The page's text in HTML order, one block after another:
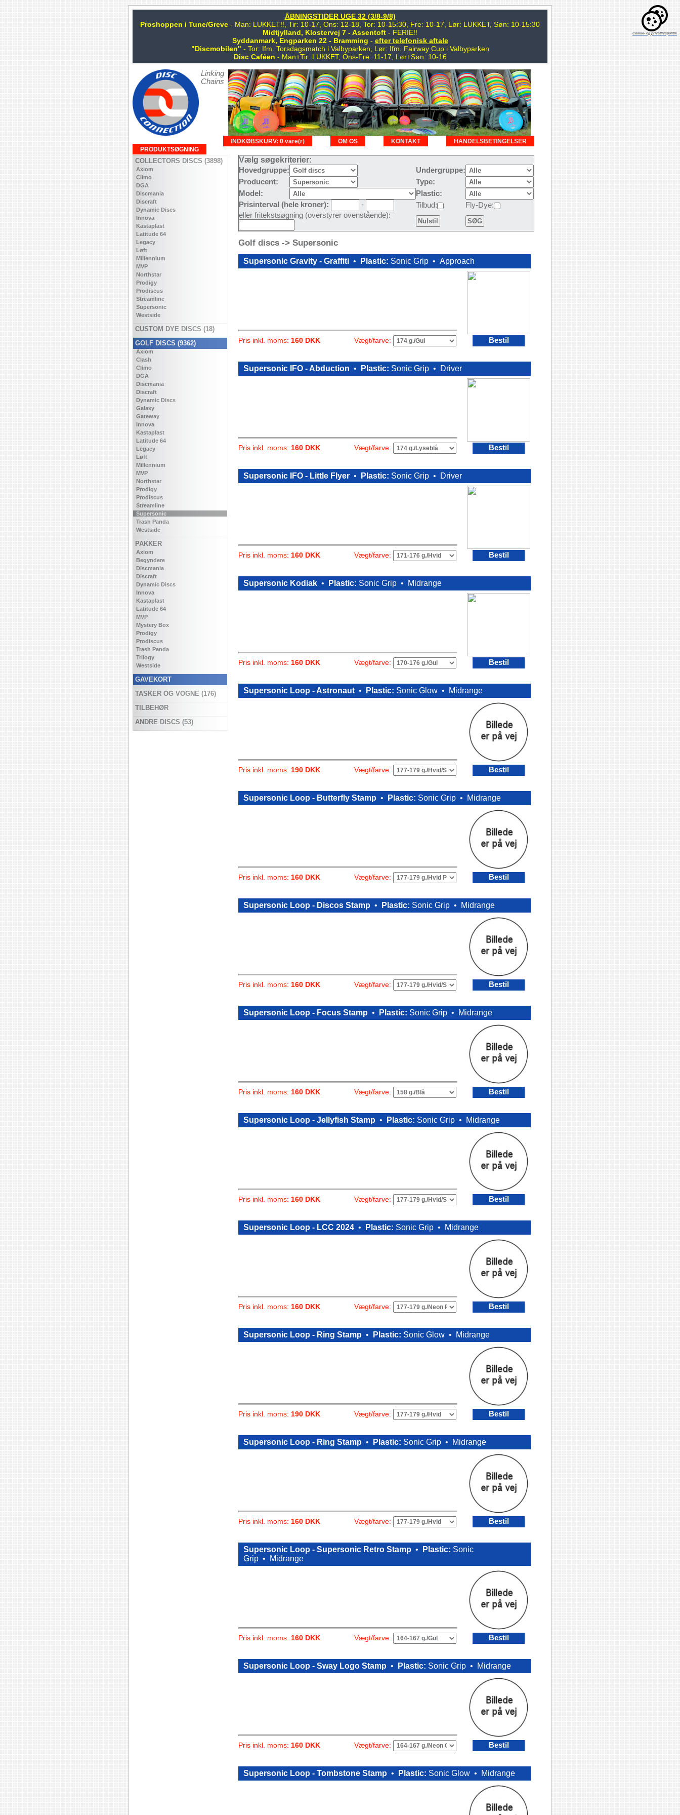
ÅBNINGSTIDER UGE 32 (3/8-9/8)
Proshoppen i Tune/Greve - Man: LUKKET!!, Tir: 10-17, Ons: 12-18, Tor: 10-15:30, Fre: 10-17, Lør: LUKKET, Søn: 10-15:30
Midtjylland, Klostervej 7 - Assentoft - FERIE!!
Syddanmark, Engparken 22 - Bramming - efter telefonisk aftale
"Discmobilen" - Tor: Ifm. Torsdagsmatch i Valbyparken, Lør: Ifm. Fairway Cup i Valbyparken
Disc Caféen - Man+Tir: LUKKET; Ons-Fre: 11-17, Lør+Søn: 10-16
Linking
Chains
HANDELSBETINGELSER
KONTAKT
OM OS
INDKØBSKURV: 0 vare(r)
PRODUKTSØGNING
COLLECTORS DISCS (3898)
Axiom
Climo
DGA
Discmania
Discraft
Dynamic Discs
Innova
Kastaplast
Latitude 64
Legacy
Løft
Millennium
MVP
Northstar
Prodigy
Prodiscus
Streamline
Supersonic
Westside
CUSTOM DYE DISCS (18)
GOLF DISCS (9362)
Axiom
Clash
Climo
DGA
Discmania
Discraft
Dynamic Discs
Galaxy
Gateway
Innova
Kastaplast
Latitude 64
Legacy
Løft
Millennium
MVP
Northstar
Prodigy
Prodiscus
Streamline
Supersonic
Trash Panda
Westside
PAKKER
Axiom
Begyndere
Discmania
Discraft
Dynamic Discs
Innova
Kastaplast
Latitude 64
MVP
Mystery Box
Prodigy
Prodiscus
Trash Panda
Trilogy
Westside
GAVEKORT
TASKER OG VOGNE (176)
TILBEHØR
ANDRE DISCS (53)
Vælg søgekriterier:
Hovedgruppe:
Undergruppe:
Producent:
Type:
Model:
Plastic:
Prisinterval (hele kroner):
- Tilbud:
Fly-Dye:
eller fritekstsøgning (overstyrer ovenstående):
Golf discs -> Supersonic
Supersonic Gravity - Graffiti • Plastic: Sonic Grip • Approach
Pris inkl. moms: 160 DKK Vægt/farve: Bestil
Supersonic IFO - Abduction • Plastic: Sonic Grip • Driver
Pris inkl. moms: 160 DKK Vægt/farve: Bestil
Supersonic IFO - Little Flyer • Plastic: Sonic Grip • Driver
Pris inkl. moms: 160 DKK Vægt/farve: Bestil
Supersonic Kodiak • Plastic: Sonic Grip • Midrange
Pris inkl. moms: 160 DKK Vægt/farve: Bestil
Supersonic Loop - Astronaut • Plastic: Sonic Glow • Midrange
Pris inkl. moms: 190 DKK Vægt/farve: Bestil
Supersonic Loop - Butterfly Stamp • Plastic: Sonic Grip • Midrange
Pris inkl. moms: 160 DKK Vægt/farve: Bestil
Supersonic Loop - Discos Stamp • Plastic: Sonic Grip • Midrange
Pris inkl. moms: 160 DKK Vægt/farve: Bestil
Supersonic Loop - Focus Stamp • Plastic: Sonic Grip • Midrange
Pris inkl. moms: 160 DKK Vægt/farve: Bestil
Supersonic Loop - Jellyfish Stamp • Plastic: Sonic Grip • Midrange
Pris inkl. moms: 160 DKK Vægt/farve: Bestil
Supersonic Loop - LCC 2024 • Plastic: Sonic Grip • Midrange
Pris inkl. moms: 160 DKK Vægt/farve: Bestil
Supersonic Loop - Ring Stamp • Plastic: Sonic Glow • Midrange
Pris inkl. moms: 190 DKK Vægt/farve: Bestil
Supersonic Loop - Ring Stamp • Plastic: Sonic Grip • Midrange
Pris inkl. moms: 160 DKK Vægt/farve: Bestil
Supersonic Loop - Supersonic Retro Stamp • Plastic: Sonic
Grip •
Midrange
Pris inkl. moms: 160 DKK Vægt/farve: Bestil
Supersonic Loop - Sway Logo Stamp • Plastic: Sonic Grip • Midrange
Pris inkl. moms: 160 DKK Vægt/farve: Bestil
Supersonic Loop - Tombstone Stamp • Plastic: Sonic Glow • Midrange
Cookie- og privatlivspolitik